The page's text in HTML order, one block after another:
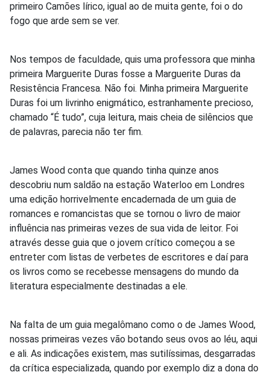
primeiro Camões lírico, igual ao de muita gente, foi o do
fogo que arde sem se ver.
Nos tempos de faculdade, quis uma professora que minha
primeira Marguerite Duras fosse a Marguerite Duras da
Resistência Francesa. Não foi. Minha primeira Marguerite
Duras foi um livrinho enigmático, estranhamente precioso,
chamado “É tudo”, cuja leitura, mais cheia de silêncios que
de palavras, parecia não ter fim.
James Wood conta que quando tinha quinze anos
descobriu num saldão na estação Waterloo em Londres
uma edição horrivelmente encadernada de um guia de
romances e romancistas que se tornou o livro de maior
influência nas primeiras vezes de sua vida de leitor. Foi
através desse guia que o jovem crítico começou a se
entreter com listas de verbetes de escritores e daí para
os livros como se recebesse mensagens do mundo da
literatura especialmente destinadas a ele.
Na falta de um guia megalômano como o de James Wood,
nossas primeiras vezes vão botando seus ovos ao léu, aqui
e ali. As indicações existem, mas sutilíssimas, desgarradas
da crítica especializada, quando por exemplo diz a dona do